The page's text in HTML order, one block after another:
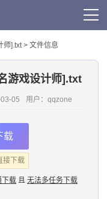
师].txt> 文件信息
游戏设计师].txt
05 用户： qqzone
载
接下载
下载 且 无法多任务下载